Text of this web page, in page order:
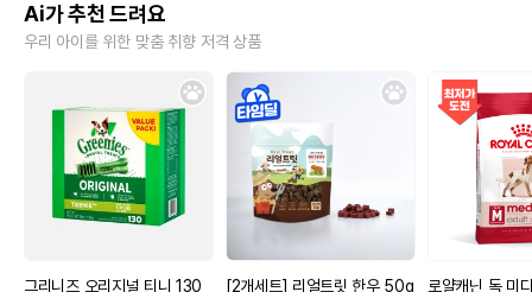
Ai가 추천 드려요
우리 아이를 위한 맞춤 취향 저격 상품
그리니즈 오리지널 티니 130
[2개세트] 리얼트릿 한우 50g
로얄캐닌 독 미